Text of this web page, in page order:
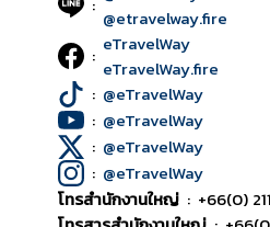
@etravelway.fire
: eTravelWay
eTravelWay.fire
: @eTravelWay
: @eTravelWay
: @eTravelWay
: @eTravelWay
โทรสำนักงานใหญ่ : +66(0)